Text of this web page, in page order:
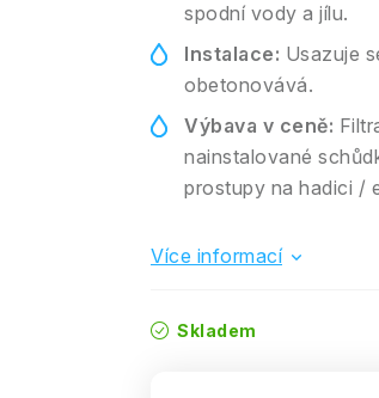
spodní vody a jílu.
Instalace: Usazuje
obetonovává.
Výbava v ceně:
nainstalované
prostupy na hadici /
Více informací
Skladem